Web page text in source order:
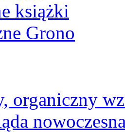
książki
Grono
organiczny